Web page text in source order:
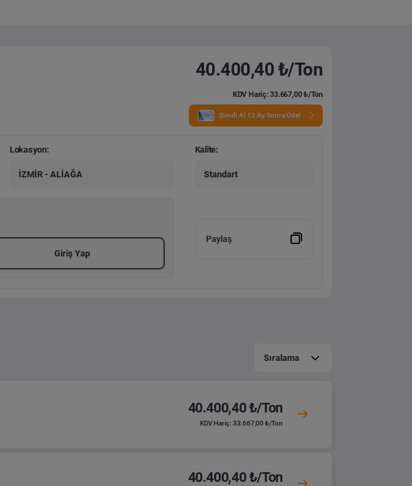
40.400,40 ₺/Ton
KDV Hariç: 33.667,00 ₺/Ton
Şimdi Al 12 Ay Sonra Öde!
Lokasyon:
İZMİR - ALİAĞA
Kalite:
Standart
Giriş Yap
Paylaş
Sıralama
40.400,40 ₺/Ton
KDV Hariç: 33.667,00 ₺/Ton
40.400,40 ₺/Ton